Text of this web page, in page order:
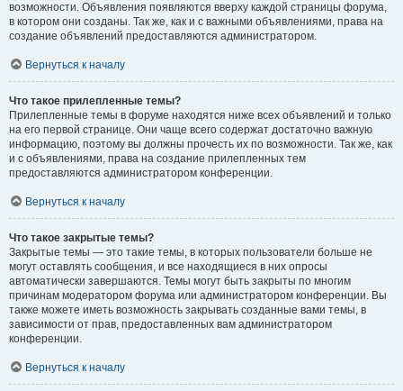
возможности. Объявления появляются вверху каждой страницы форума,
в котором они созданы. Так же, как и с важными объявлениями, права на
создание объявлений предоставляются администратором.
Вернуться к началу
Что такое прилепленные темы?
Прилепленные темы в форуме находятся ниже всех объявлений и только
на его первой странице. Они чаще всего содержат достаточно важную
информацию, поэтому вы должны прочесть их по возможности. Так же, как
и с объявлениями, права на создание прилепленных тем
предоставляются администратором конференции.
Вернуться к началу
Что такое закрытые темы?
Закрытые темы — это такие темы, в которых пользователи больше не
могут оставлять сообщения, и все находящиеся в них опросы
автоматически завершаются. Темы могут быть закрыты по многим
причинам модератором форума или администратором конференции. Вы
также можете иметь возможность закрывать созданные вами темы, в
зависимости от прав, предоставленных вам администратором
конференции.
Вернуться к началу